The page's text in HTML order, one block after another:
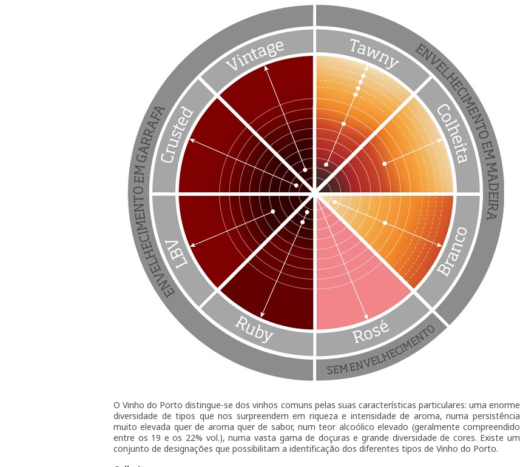
O Vinho do Porto distingue-se dos vinhos comuns pelas suas características particulares: uma enorme
diversidade de tipos que nos surpreendem em riqueza e intensidade de aroma, numa persistência
muito elevada quer de aroma quer de sabor, num teor alcoólico elevado (geralmente compreendido
entre os 19 e os 22% vol.), numa vasta gama de doçuras e grande diversidade de cores. Existe um
conjunto de designações que possibilitam a identificação dos diferentes tipos de Vinho do Porto.